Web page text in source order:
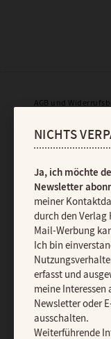
AGB und
Vertrag
NICHTS
Ja, ich möchte
Newsletter
meiner
durch den Verlag
Mail-Werbung
Ich bin
erfasst und
meine Interessen
Newsletter oder
ausschalten.
Weiterführende